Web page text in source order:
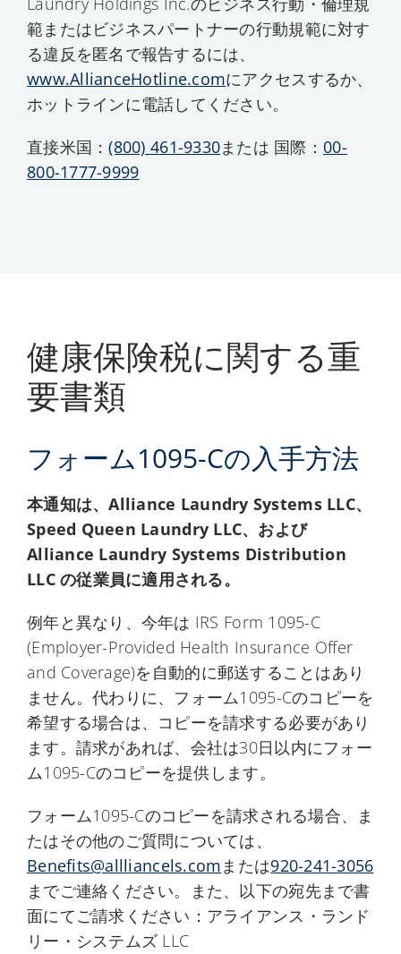
範またはビジネスパートナーの行動規範に対す
る違反を匿名で報告するには、
www.AllianceHotline.comにアクセスするか、
ホットラインに電話してください。
直接米国：(800) 461-9330または 国際： 00-
800-1777-9999
健康保険税に関する重
要書類
フォーム1095-Cの入手方法
本通知は、Alliance Laundry Systems LLC、
Speed Queen Laundry LLC、および
Alliance Laundry Systems Distribution
LLC の従業員に適用される。
例年と異なり、今年は IRS Form 1095-C
(Employer-Provided Health Insurance Offer
and Coverage)を自動的に郵送することはあり
ません。代わりに、フォーム1095-Cのコピーを
希望する場合は、コピーを請求する必要があり
ます。請求があれば、会社は30日以内にフォー
ム1095-Cのコピーを提供します。
フォーム1095-Cのコピーを請求される場合、ま
たはその他のご質問については、
Benefits@allliancels.comまたは920-241-3056
までご連絡ください。また、以下の宛先まで書
面にてご請求ください：アライアンス・ランド
リー・システムズ LLC